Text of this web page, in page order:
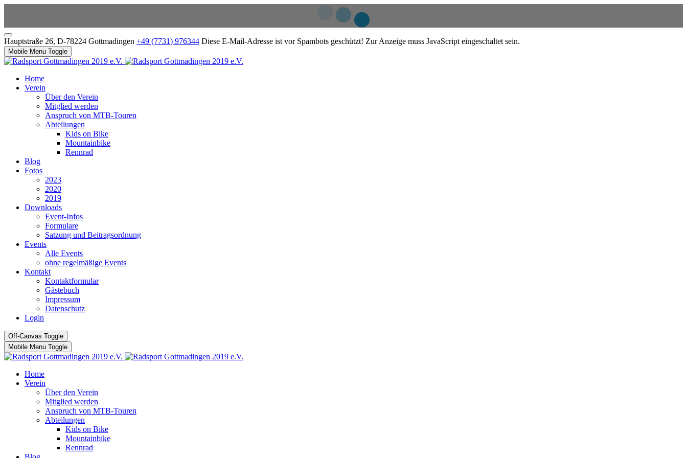
Hauptstraße 26, D-78224 Gottmadingen +49 (7731) 976344 Diese E-Mail-Adresse ist vor Spambots geschützt! Zur Anzeige muss JavaScript eingeschaltet sein.
Mobile Menu Toggle
Home
Verein
Über den Verein
Mitglied werden
Anspruch von MTB-Touren
Abteilungen
Kids on Bike
Mountainbike
Rennrad
Blog
Fotos
2023
2020
2019
Downloads
Event-Infos
Formulare
Satzung und Beitragsordnung
Events
Alle Events
ohne regelmäßige Events
Kontakt
Kontaktformular
Gästebuch
Impressum
Datenschutz
Login
Off-Canvas Toggle
Mobile Menu Toggle
Home
Verein
Über den Verein
Mitglied werden
Anspruch von MTB-Touren
Abteilungen
Kids on Bike
Mountainbike
Rennrad